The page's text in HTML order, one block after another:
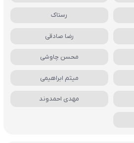
رستاک
رضا صادقی
محسن چاوشی
میثم ابراهیمی
مهدی احمدوند